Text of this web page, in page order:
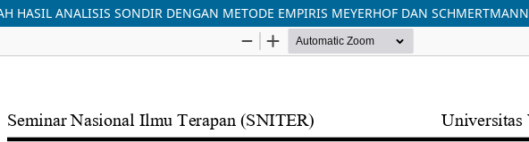
HASIL ANALISIS SONDIR DENGAN METODE EMPIRIS MEYERHOF DAN SCHMERTMANN